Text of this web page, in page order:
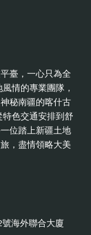
臺，一心只為全
情的專業團隊，
秘南疆的喀什古
色交通安排到舒
位踏上新疆土地
，盡情領略大美
海外聯合大廈